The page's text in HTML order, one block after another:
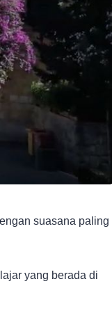
suasana paling
yang berada di